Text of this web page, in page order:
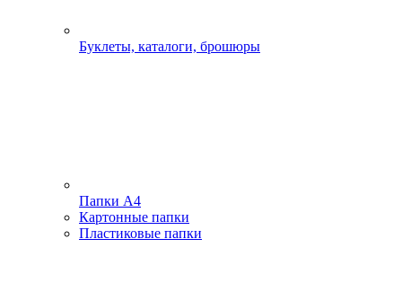
Буклеты, каталоги, брошюры
Папки А4
Картонные папки
Пластиковые папки